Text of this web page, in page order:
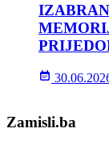
Zamisli.ba